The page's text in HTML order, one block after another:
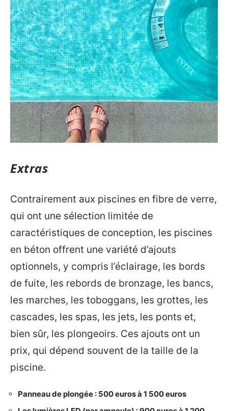
Extras
Contrairement aux piscines en fibre de verre,
qui ont une sélection limitée de
caractéristiques de conception, les piscines
en béton offrent une variété d’ajouts
optionnels, y compris l’éclairage, les bords
de fuite, les rebords de bronzage, les bancs,
les marches, les toboggans, les grottes, les
cascades, les spas, les jets, les ponts et,
bien sûr, les plongeoirs. Ces ajouts ont un
prix, qui dépend souvent de la taille de la
piscine.
Panneau de plongée : 500 euros à 1 500 euros